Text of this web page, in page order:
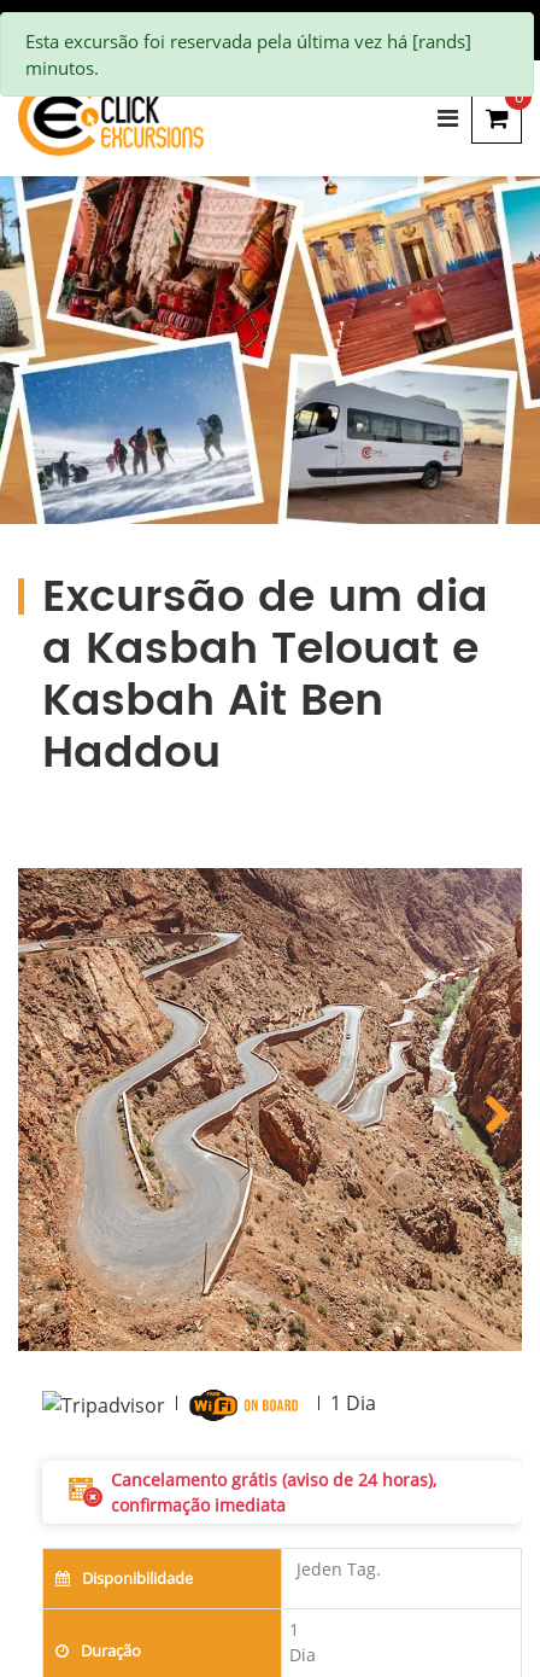
0
Excursão de um dia
a Kasbah Telouat e
Kasbah Ait Ben
Haddou
Next
1 Dia
Cancelamento grátis (aviso de 24 horas),
confirmação imediata
Disponibilidade Jeden Tag.
Duração
1
Dia
Esta excursão foi reservada pela última vez há [rands]
minutos.